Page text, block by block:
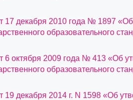
17 декабря 2010 года № 1897
образовательного
6 октября 2009 года № 413 «Об
образовательного
19 декабря 2014 г. N 1598 «Об